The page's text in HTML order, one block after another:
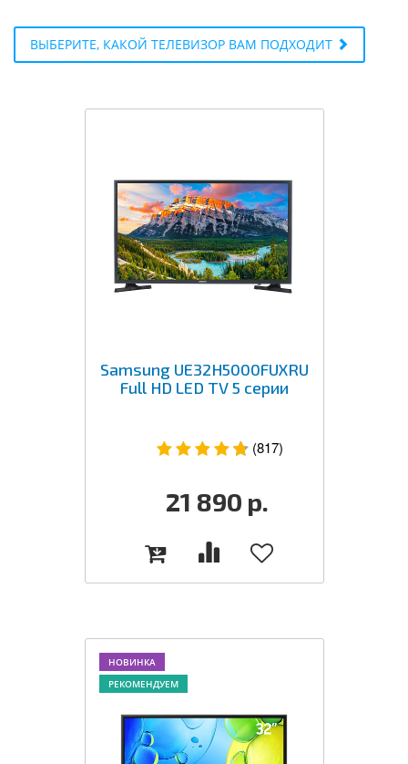
ВЫБЕРИТЕ, КАКОЙ ТЕЛЕВИЗОР ВАМ ПОДХОДИТ
Samsung UE32H5000FUXRU
Full HD LED TV 5 серии
(817)
21 890 р.
НОВИНКА
РЕКОМЕНДУЕМ